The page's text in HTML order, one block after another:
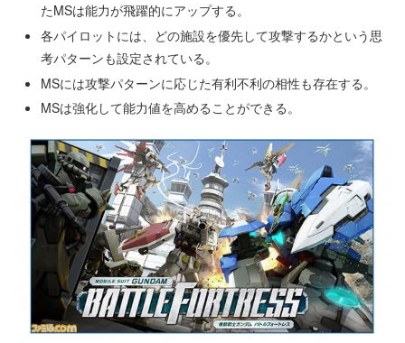
たMSは能力が飛躍的にアップする。
各パイロットには、どの施設を優先して攻撃するかという思
考パターンも設定されている。
MSには攻撃パターンに応じた有利不利の相性も存在する。
MSは強化して能力値を高めることができる。